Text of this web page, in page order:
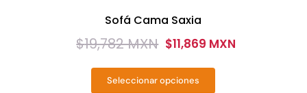
Sofá Cama Saxia
$19,782 MXN
Original
price
$11,869 MXN
Current
price
Seleccionar opciones
Este